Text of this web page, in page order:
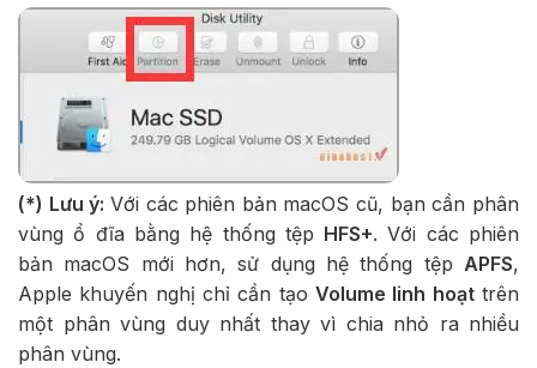
(*) Lưu ý: Với các phiên bản macOS cũ, bạn cần phân
vùng ổ đĩa bằng hệ thống tệp HFS+. Với các phiên
bản macOS mới hơn, sử dụng hệ thống tệp APFS,
Apple khuyến nghị chỉ cần tạo Volume linh hoạttrên
một phân vùng duy nhất thay vì chia nhỏ ra nhiều
phân vùng.